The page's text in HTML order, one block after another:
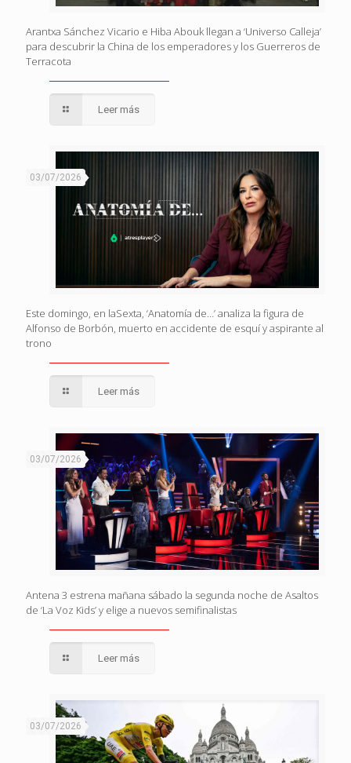
Arantxa Sánchez Vicario e Hiba Abouk llegan a ‘Universo Calleja’
para descubrir la China de los emperadores y los Guerreros de
Terracota
Leer más
03/07/2026
Este domingo, en laSexta, ‘Anatomía de…’ analiza la figura de
Alfonso de Borbón, muerto en accidente de esquí y aspirante al
trono
Leer más
03/07/2026
Antena 3 estrena mañana sábado la segunda noche de Asaltos
de ‘La Voz Kids’ y elige a nuevos semifinalistas
Leer más
03/07/2026